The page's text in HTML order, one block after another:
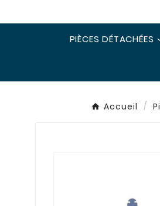
PIÈCES DÉTACHÉES
Accueil